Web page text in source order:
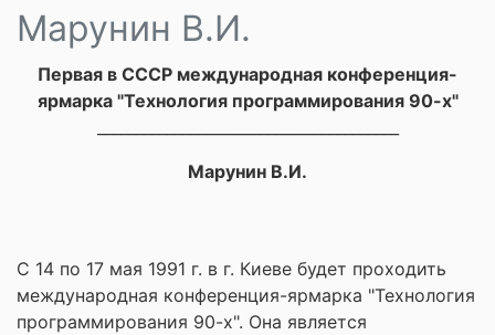
Марунин В.И.
Первая в СССР международная конференция-
ярмарка "Технология программирования 90-х"
Марунин В.И.
С 14 по 17 мая 1991 г. в г. Киеве будет проходить
международная конференция-ярмарка "Технология
программирования 90-х". Она является